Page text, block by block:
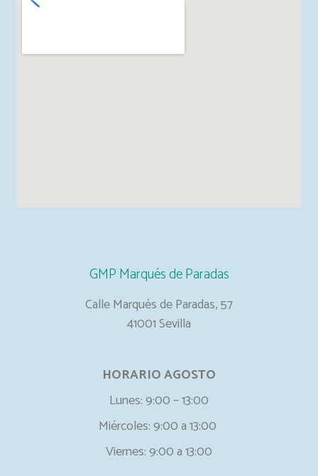
GMP Marqués de Paradas
Calle Marqués de Paradas, 57
41001 Sevilla
HORARIO AGOSTO
Lunes: 9:00 – 13:00
Miércoles: 9:00 a 13:00
Viernes: 9:00 a 13:00